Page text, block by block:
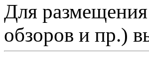
Для размещения
обзоров и пр.)